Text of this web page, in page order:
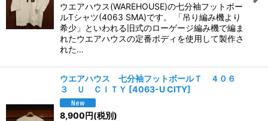
ウエアハウス(WAREHOUSE)の七分袖フットボー
ルTシャツ(4063 SMA)です。 「吊り編み機より
希少」といわれる旧式のローゲージ編み機で編ま
れたウエアハウスの定番ボディを使用して製作さ
れた…
ウエアハウス 七分袖フットボールＴ ４０６
３ Ｕ ＣＩＴＹ [4063-U CITY]
8,900円(税別)